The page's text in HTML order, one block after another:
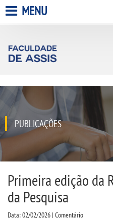
A FACULDADE
QUEM SOMOS
INFRAESTRUTURA
BIBLIOTECA
CPA
MENU
PUBLICAÇÕES
Primeira edição da
da Pesquisa
Data: 02/02/2026 | Comentário